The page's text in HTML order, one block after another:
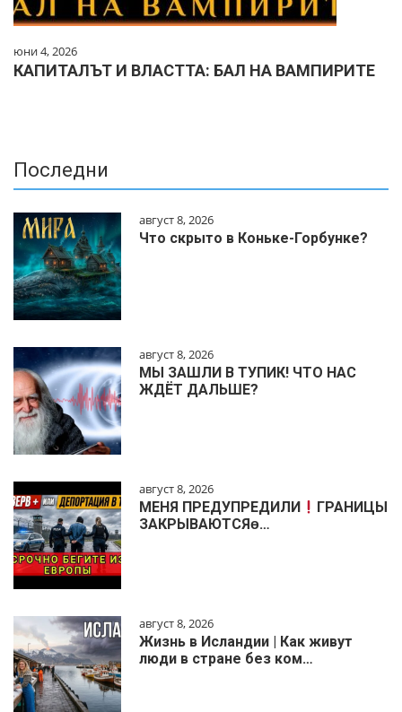
юни 4, 2026
КАПИТАЛЪТ И ВЛАСТТА: БАЛ НА ВАМПИРИТЕ
Последни
август 8, 2026
Что скрыто в Коньке-Горбунке?
август 8, 2026
МЫ ЗАШЛИ В ТУПИК! ЧТО НАС
ЖДЁТ ДАЛЬШЕ?
август 8, 2026
МЕНЯ ПРЕДУПРЕДИЛИ
ГРАНИЦЫ
ЗАКРЫВАЮТСЯɵ…
август 8, 2026
Жизнь в Исландии | Как живут
люди в стране без ком…